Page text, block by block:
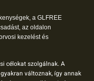
a GLFREE
az oldalon
kezelést és
célokat szolgálnak. A
változnak, így annak